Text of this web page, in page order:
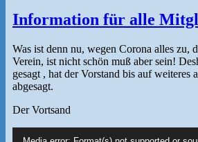
Information für alle
Was ist denn nu, wegen Corona alles zu,
Verein, ist nicht schön muß aber sein!
gesagt , hat der Vorstand bis auf weiteres
abgesagt.
Der Vortsand